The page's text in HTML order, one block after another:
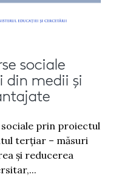
sociale
din medii și
prin proiectul
terțiar – măsuri
și reducerea